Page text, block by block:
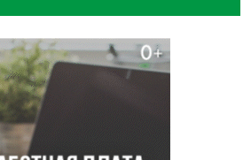
о.п. Радуга Сибири начали строить
проверит S7 после инцидента
новосибирцам на